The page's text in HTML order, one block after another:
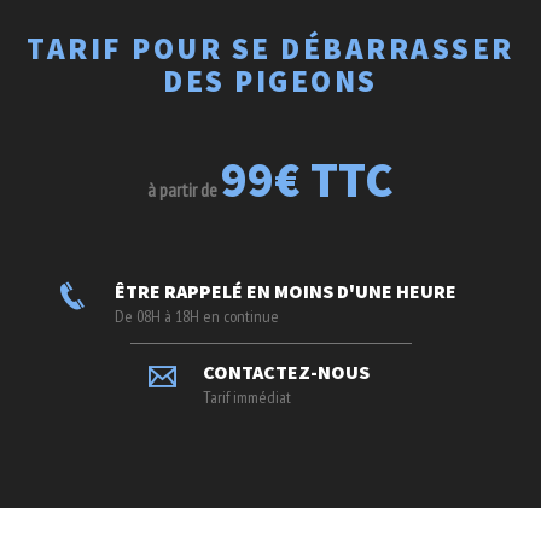
TARIF POUR SE DÉBARRASSER
DES PIGEONS
à partir de 99€ TTC
ÊTRE RAPPELÉ EN MOINS D'UNE HEURE
De 08H à 18H en continue
CONTACTEZ-NOUS
Tarif immédiat